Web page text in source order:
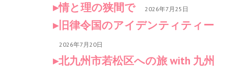
情と理の狭間で 2026年7月25日
旧律令国のアイデンティティー
2026年7月20日
北九州市若松区への旅 with 九州